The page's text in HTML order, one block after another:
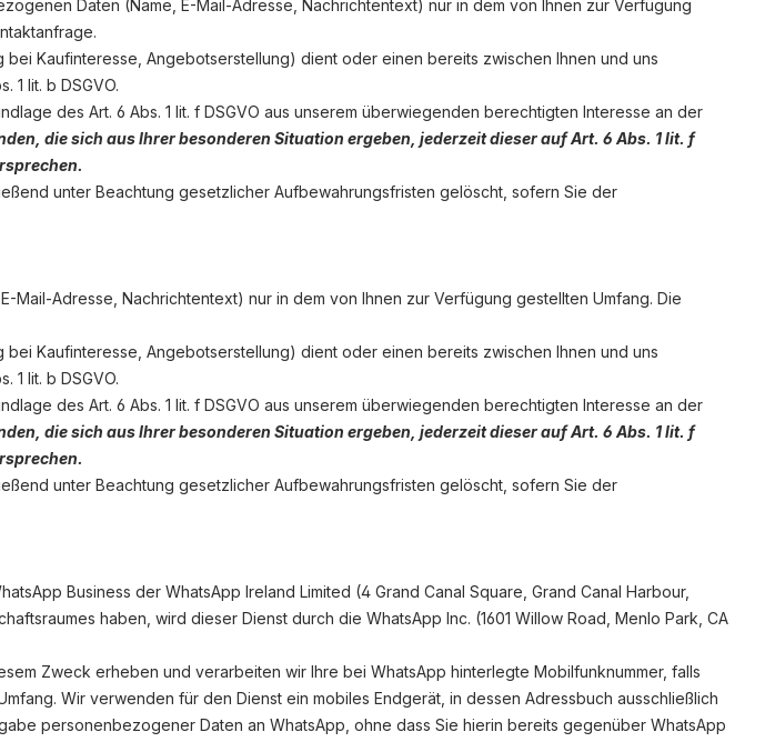
Daten (Name, E-Mail-Adresse, Nachrichtentext) nur in dem von Ihnen zur Verfügung
Kaufinteresse, Angebotserstellung) dient oder einen bereits zwischen Ihnen und uns
1 lit. b DSGVO.
des Art. 6 Abs. 1 lit. f DSGVO aus unserem überwiegenden berechtigten Interesse an der
die sich aus Ihrer besonderen Situation ergeben, jederzeit dieser auf Art. 6 Abs. 1 lit. f
unter Beachtung gesetzlicher Aufbewahrungsfristen gelöscht, sofern Sie der
Adresse, Nachrichtentext) nur in dem von Ihnen zur Verfügung gestellten Umfang. Die
Kaufinteresse, Angebotserstellung) dient oder einen bereits zwischen Ihnen und uns
1 lit. b DSGVO.
des Art. 6 Abs. 1 lit. f DSGVO aus unserem überwiegenden berechtigten Interesse an der
die sich aus Ihrer besonderen Situation ergeben, jederzeit dieser auf Art. 6 Abs. 1 lit. f
unter Beachtung gesetzlicher Aufbewahrungsfristen gelöscht, sofern Sie der
Business der WhatsApp Ireland Limited (4 Grand Canal Square, Grand Canal Harbour,
haben, wird dieser Dienst durch die WhatsApp Inc. (1601 Willow Road, Menlo Park, CA
Zweck erheben und verarbeiten wir Ihre bei WhatsApp hinterlegte Mobilfunknummer, falls
Wir verwenden für den Dienst ein mobiles Endgerät, in dessen Adressbuch ausschließlich
personenbezogener Daten an WhatsApp, ohne dass Sie hierin bereits gegenüber WhatsApp